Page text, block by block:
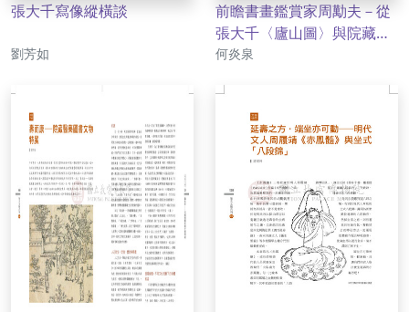
張大千寫像縱橫談
作者
劉芳如
前瞻書畫鑑賞家周勱夫－從
張大千〈廬山圖〉與院藏六
件書畫談起
作者
何炎泉